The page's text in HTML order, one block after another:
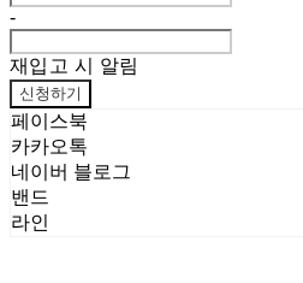
-
재입고 시 알림
신청하기
페이스북
카카오톡
네이버 블로그
밴드
라인